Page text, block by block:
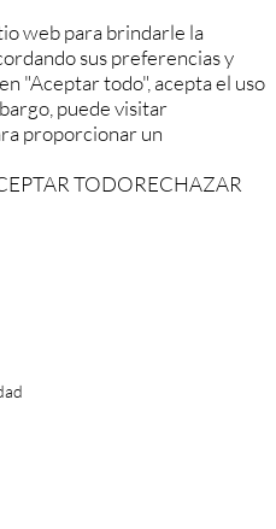
web para brindarle la
sus preferencias y
"Aceptar todo", acepta el uso
puede visitar
proporcionar un
TODORECHAZAR